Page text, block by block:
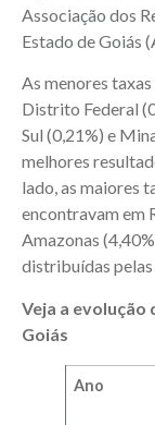
Associação dos
Estado de Goiás
As menores
Distrito Federal
Sul (0,21%) e
melhores
lado, as maiores
encontravam em
Amazonas
distribuídas
Veja a
Goiás
Ano